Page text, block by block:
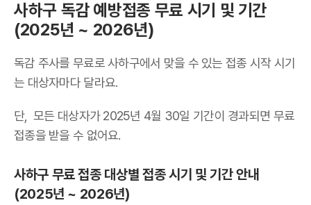
사하구 독감 예방접종 무료 시기 및 기간
(2025년 ~ 2026년)
독감 주사를 무료로 사하구에서 맞을 수 있는 접종 시작 시기
는 대상자마다 달라요.
단, 모든 대상자가 2025년 4월 30일 기간이 경과되면 무료
접종을 받을 수 없어요.
사하구 무료 접종 대상별 접종 시기 및 기간 안내
(2025년 ~ 2026년)